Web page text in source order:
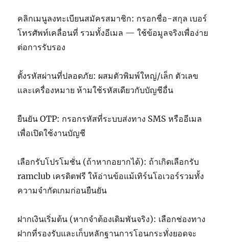
คลิกเมนูลงทะเบียนสมัครสมาชิก: กรอกชื่อ-สกุล เบอร์
โทรศัพท์เคลื่อนที่ รวมทั้งอีเมล — ใช้ข้อมูลจริงเพื่อง่าย
ต่อการรับรอง
ตั้งรหัสผ่านที่ปลอดภัย: ผสมตัวพิมพ์ใหญ่/เล็ก ตัวเลข
และเครื่องหมาย ห้ามใช้รหัสเดียวกับบัญชีอื่น
ยืนยัน OTP: กรอกรหัสที่ระบบส่งทาง SMS หรืออีเมล
เพื่อเปิดใช้งานบัญชี
เลือกรับโปรโมชั่น (ถ้าหากอยากได้): ถ้าเกิดเลือกรับ
ramclub เครดิตฟรี ให้อ่านข้อแม้เทิร์นโอเวอร์รวมทั้ง
ความจำกัดเกมก่อนยืนยัน
ฝากเงินเริ่มต้น (หากจำต้องเดิมพันจริง): เลือกช่องทาง
ฝากที่รองรับและเก็บหลักฐานการโอนกระทั่งยอดจะ